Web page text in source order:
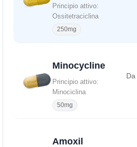
Principio attivo:
Ossitetraciclina
250mg
Minocycline
Principio attivo:
Minociclina
50mg
Da
Amoxil